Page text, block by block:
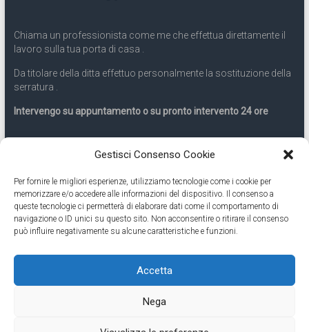
Gestisci Consenso Cookie
Per fornire le migliori esperienze, utilizziamo tecnologie come i cookie per
memorizzare e/o accedere alle informazioni del dispositivo. Il consenso a
queste tecnologie ci permetterà di elaborare dati come il comportamento di
navigazione o ID unici su questo sito. Non acconsentire o ritirare il consenso
può influire negativamente su alcune caratteristiche e funzioni.
Accetta
Nega
Chiama un professionista come me che effettua direttamente il
lavoro sulla tua porta di casa .
Da titolare della ditta effettuo personalmente la sostituzione della
serratura .
Intervengo su appuntamento o su pronto intervento 24 ore
Servizio 24 ore
Cell331.9899963
Eseguiamo anche lavori di apertura porte pronto intervento 24
ore
by ThemeGrill. Powered by
Contatti Cambio Serratura Torino – Sostituzione serrature 24h